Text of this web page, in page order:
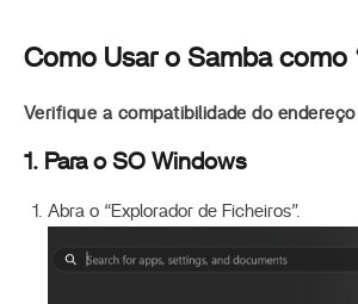
Como Usar o Samba como
Verifique a compatibilidade do
1. Para o SO Windows
Abra o “Explorador de Ficheiros”.